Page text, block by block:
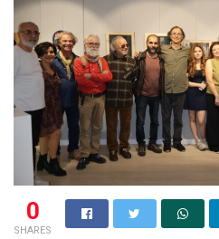
0
SHARES